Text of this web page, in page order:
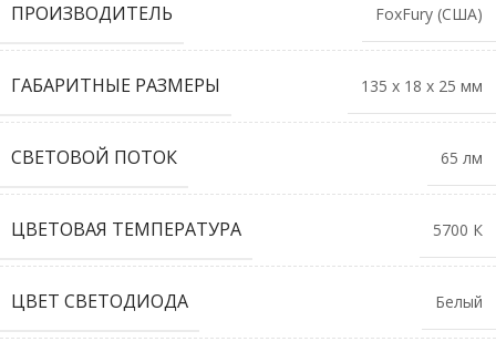
ПРОИЗВОДИТЕЛЬ FoxFury (США)
ГАБАРИТНЫЕ РАЗМЕРЫ 135 х 18 х 25 мм
СВЕТОВОЙ ПОТОК 65 лм
ЦВЕТОВАЯ ТЕМПЕРАТУРА 5700 К
ЦВЕТ СВЕТОДИОДА Белый